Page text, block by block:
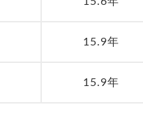
15.9年
15.9年